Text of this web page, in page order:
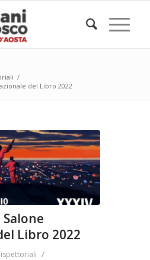
/
del Libro 2022
Libro 2022
/